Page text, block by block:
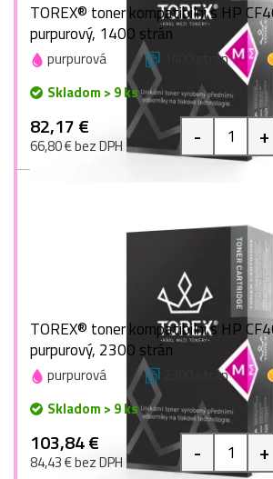
TOREX® toner kompatibilní s HP
purpurový, 1400 strán
purpurová 1400 strán
Skladom > 9 ks
82,17 €
66,80 € bez DPH - +
TOREX® toner kompatibilní s HP
purpurový, 2300 strán
purpurová 2300 strán
Skladom > 9 ks
103,84 €
84,43 € bez DPH - +